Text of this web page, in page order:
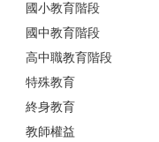
國小教育階段
國中教育階段
高中職教育階段
特殊教育
終身教育
教師權益